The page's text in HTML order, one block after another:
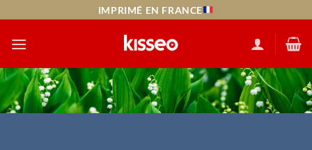
springen
IMPRIMÉ EN FRANCE